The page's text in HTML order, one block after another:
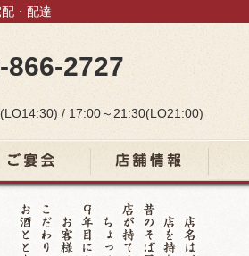
・配達
866-2727
/ 17:00～21:30(LO21:00)